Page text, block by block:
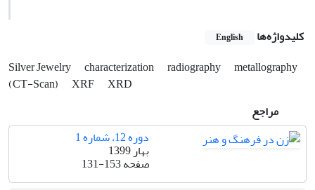
کلیدواژه‌ها English
Silver Jewelry characterization radiography
metallography
(CT-Scan)
XRF
XRD
مراجع
دوره 12، شماره 1
بهار 1399
صفحه131-153